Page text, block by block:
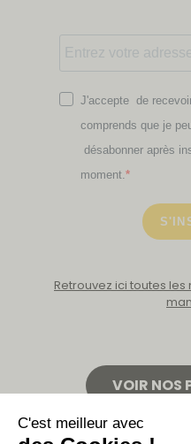
J'accepte de
comprends que je
désabonner après
moment.
Retrouvez ici toutes
VOIR NOS